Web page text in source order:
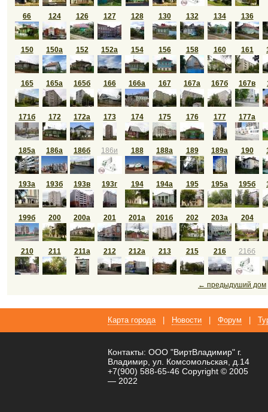
66 124 126 127 128 130 132 134 136
150 150а 152 152а 154 156 158 160 161
165 165а 165б 166 166а 167 167а 167б 167в
171б 172 172а 173 174 175 176 177 177а
185а 186а 186б 186и 188 188а 189 189а 190
193а 193б 193в 193г 194 194а 195 195а 195б
199б 200 200а 201 201а 201б 202 203а 204
210 211 211а 212 212а 213 215 216 216б
← предыдуший дом
Карта города Новости Форум
Контакты: ООО "ВиртВладимир" г.
Владимир, ул. Комсомольская, д.14
+7(900) 588-65-46 Copyright © 2005
— 2022